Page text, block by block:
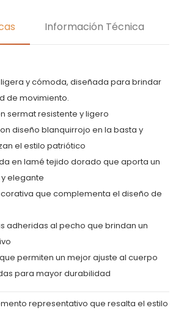
Información Técnica
y cómoda, diseñada para brindar
de movimiento.
sermat resistente y ligero
diseño blanquirrojo en la basta y
el estilo patriótico
en lamé tejido dorado que aporta un
elegante
que complementa el diseño de
adheridas al pecho que brindan un
permiten un mejor ajuste al cuerpo
para mayor durabilidad
representativo que resalta el estilo